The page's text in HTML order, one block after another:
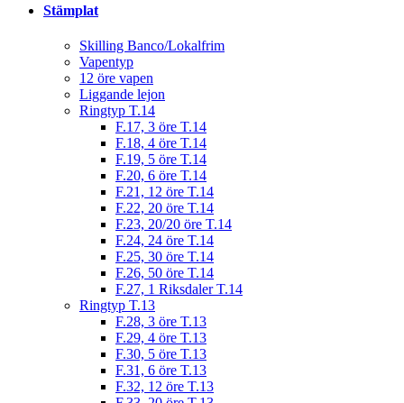
Stämplat
Skilling Banco/Lokalfrim
Vapentyp
12 öre vapen
Liggande lejon
Ringtyp T.14
F.17, 3 öre T.14
F.18, 4 öre T.14
F.19, 5 öre T.14
F.20, 6 öre T.14
F.21, 12 öre T.14
F.22, 20 öre T.14
F.23, 20/20 öre T.14
F.24, 24 öre T.14
F.25, 30 öre T.14
F.26, 50 öre T.14
F.27, 1 Riksdaler T.14
Ringtyp T.13
F.28, 3 öre T.13
F.29, 4 öre T.13
F.30, 5 öre T.13
F.31, 6 öre T.13
F.32, 12 öre T.13